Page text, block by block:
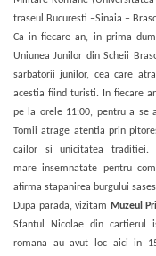
traseul Bucuresti –Sinaia –
Ca in fiecare an, in prima
Uniunea Junilor din Scheii
sarbatorii junilor, cea care
acestia fiind turisti. In fiecare
pe la orele 11:00, pentru a se
Tomii atrage atentia prin
cailor si unicitatea traditiei.
mare insemnatate pentru
afirma stapanirea burgului
Dupa parada, vizitam Muzeul
Sfantul Nicolae din cartierul
romana au avut loc aici in